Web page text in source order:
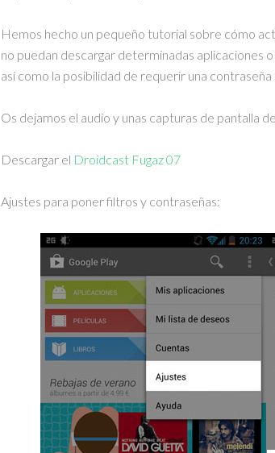
Hemos hecho un pequeño tutorial sobre cómo
no puedan descargar determinadas aplicaciones
así como la posibilidad de requerir una
Os dejamos el audio y unas capturas de pantalla
Descargar el Droidcast Fugaz 07
Ajustes para poner filtros y contraseñas: